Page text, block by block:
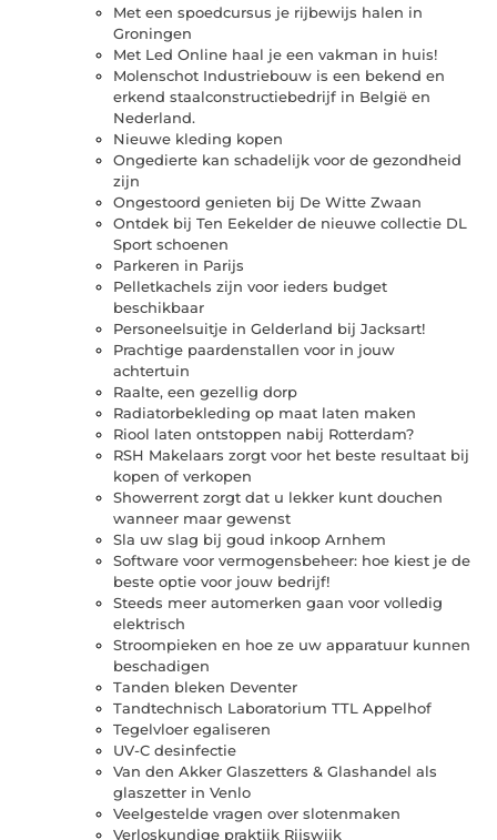
Met een spoedcursus je rijbewijs halen in
Groningen
Met Led Online haal je een vakman in huis!
Molenschot Industriebouw is een bekend en
erkend staalconstructiebedrijf in België en
Nederland.
Nieuwe kleding kopen
Ongedierte kan schadelijk voor de gezondheid
zijn
Ongestoord genieten bij De Witte Zwaan
Ontdek bij Ten Eekelder de nieuwe collectie DL
Sport schoenen
Parkeren in Parijs
Pelletkachels zijn voor ieders budget
beschikbaar
Personeelsuitje in Gelderland bij Jacksart!
Prachtige paardenstallen voor in jouw
achtertuin
Raalte, een gezellig dorp
Radiatorbekleding op maat laten maken
Riool laten ontstoppen nabij Rotterdam?
RSH Makelaars zorgt voor het beste resultaat bij
kopen of verkopen
Showerrent zorgt dat u lekker kunt douchen
wanneer maar gewenst
Sla uw slag bij goud inkoop Arnhem
Software voor vermogensbeheer: hoe kiest je de
beste optie voor jouw bedrijf!
Steeds meer automerken gaan voor volledig
elektrisch
Stroompieken en hoe ze uw apparatuur kunnen
beschadigen
Tanden bleken Deventer
Tandtechnisch Laboratorium TTL Appelhof
Tegelvloer egaliseren
UV-C desinfectie
Van den Akker Glaszetters & Glashandel als
glaszetter in Venlo
Veelgestelde vragen over slotenmaken
Verloskundige praktijk Rijswijk